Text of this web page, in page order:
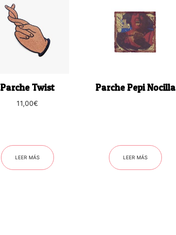
Parche Twist
11,00€
LEER MÁS
Parche Pepi Nocilla
LEER MÁS